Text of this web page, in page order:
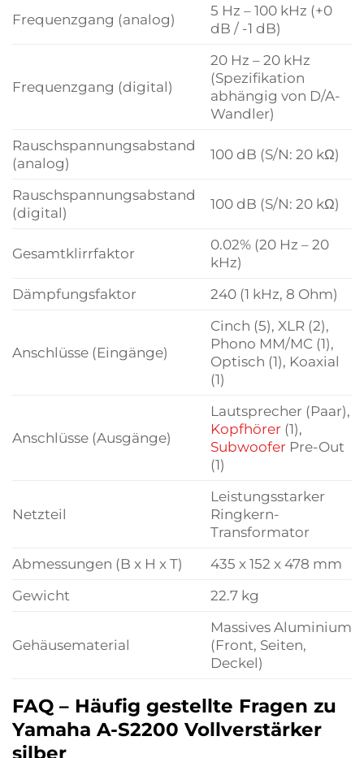
Frequenzgang (analog)
5 Hz – 100 kHz (+0
dB / -1 dB)
Frequenzgang (digital)
20 Hz – 20 kHz
(Spezifikation
abhängig von D/A-
Wandler)
Rauschspannungsabstand
(analog)
100 dB (S/N: 20 kΩ)
Rauschspannungsabstand
(digital)
100 dB (S/N: 20 kΩ)
Gesamtklirrfaktor
0.02% (20 Hz – 20
kHz)
Dämpfungsfaktor
240 (1 kHz, 8 Ohm)
Anschlüsse (Eingänge)
Cinch (5), XLR (2),
Phono MM/MC (1),
Optisch (1), Koaxial
(1)
Anschlüsse (Ausgänge)
Lautsprecher (Paar),
Kopfhörer(1),
SubwooferPre-Out
(1)
Netzteil
Leistungsstarker
Ringkern-
Transformator
Abmessungen (B x H x T)
435 x 152 x 478 mm
Gewicht
22.7 kg
Gehäusematerial
Massives Aluminium
(Front, Seiten,
Deckel)
FAQ – Häufig gestellte Fragen zu
Yamaha A-S2200 Vollverstärker
silber